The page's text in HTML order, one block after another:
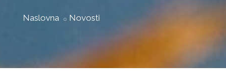
Naslovna Novosti